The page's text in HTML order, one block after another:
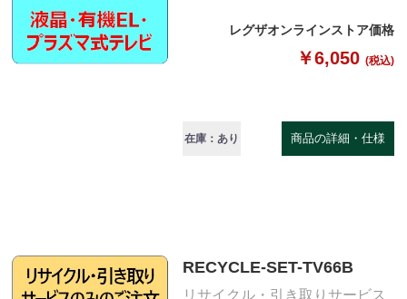
レグザオンラインストア価格
￥6,050 (税込)
在庫：あり 商品の詳細・仕様
RECYCLE-SET-TV66B
リサイクル・引き取りサービス